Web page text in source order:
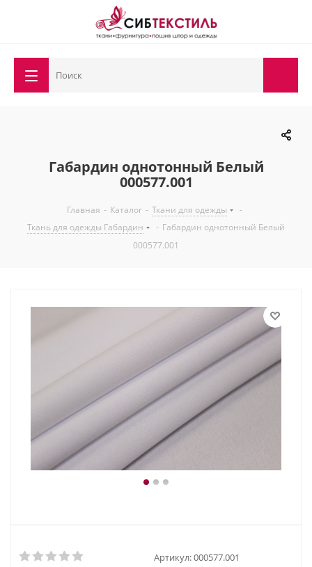
Габардин однотонный Белый
000577.001
Главная - Каталог - Ткани для одежды
-
Ткань для одежды Габардин
- Габардин однотонный Белый
000577.001
Артикул:000577.001